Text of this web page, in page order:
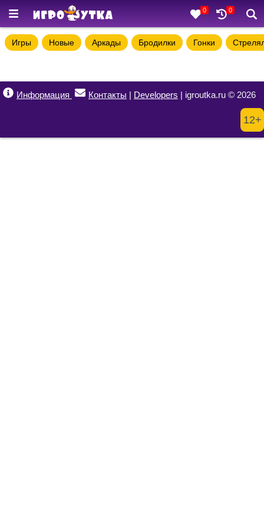
0 0
Игры Новые Аркады Бродилки Гонки
Информация Контакты | Developers | igroutka.ru © 2026
12+